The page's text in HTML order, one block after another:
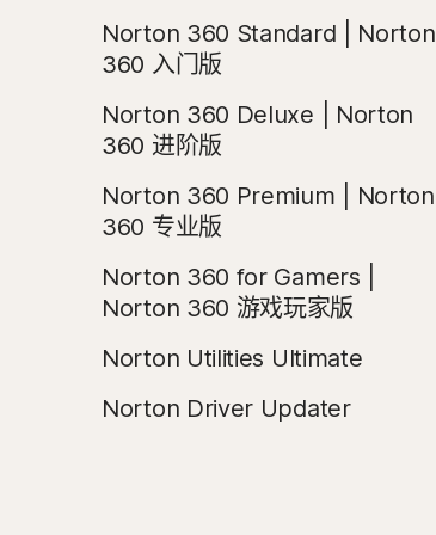
Norton 360 Standard | Norton
360 入门版
Norton 360 Deluxe | Norton
360 进阶版
Norton 360 Premium | Norton
360 专业版
Norton 360 for Gamers |
Norton 360 游戏玩家版
Norton Utilities Ultimate
Norton Driver Updater